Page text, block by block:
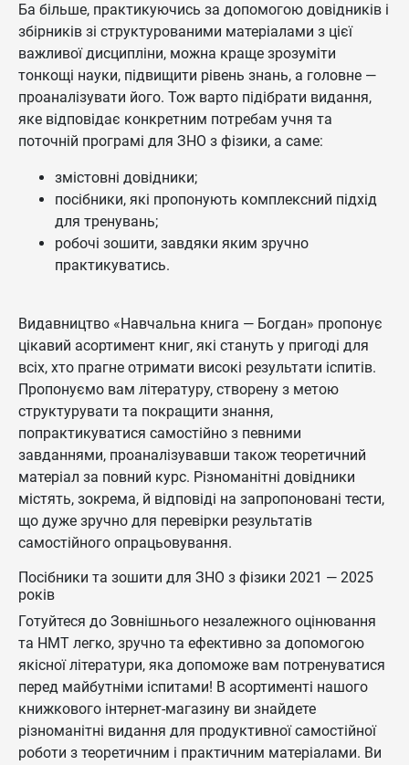
Ба більше, практикуючись за допомогою довідників і
збірників зі структурованими матеріалами з цієї
важливої дисципліни, можна краще зрозуміти
тонкощі науки, підвищити рівень знань, а головне —
проаналізувати його. Тож варто підібрати видання,
яке відповідає конкретним потребам учня та
поточній програмі для ЗНО з фізики, а саме:
змістовні довідники;
посібники, які пропонують комплексний підхід
для тренувань;
робочі зошити, завдяки яким зручно
практикуватись.
Видавництво «Навчальна книга — Богдан» пропонує
цікавий асортимент книг, які стануть у пригоді для
всіх, хто прагне отримати високі результати іспитів.
Пропонуємо вам літературу, створену з метою
структурувати та покращити знання,
попрактикуватися самостійно з певними
завданнями, проаналізувавши також теоретичний
матеріал за повний курс. Різноманітні довідники
містять, зокрема, й відповіді на запропоновані тести,
що дуже зручно для перевірки результатів
самостійного опрацьовування.
Посібники та зошити для ЗНО з фізики 2021 — 2025
років
Готуйтеся до Зовнішнього незалежного оцінювання
та НМТ легко, зручно та ефективно за допомогою
якісної літератури, яка допоможе вам потренуватися
перед майбутніми іспитами! В асортименті нашого
книжкового інтернет-магазину ви знайдете
різноманітні видання для продуктивної самостійної
роботи з теоретичним і практичним матеріалами. Ви